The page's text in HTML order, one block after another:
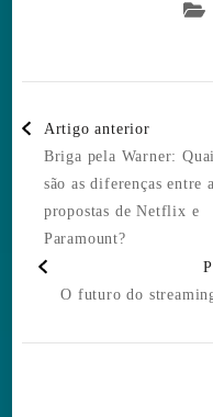
Post
Navigation
Artigo anterior
Briga pela Warner:
são as diferenças entre
propostas de Netflix e
Paramount?
O futuro do